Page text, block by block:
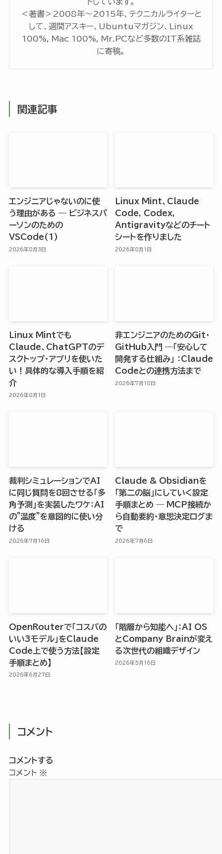
トしています。
＜著書＞2008年〜2015年、テクニカルライターと
して、週間アスキー、Ubuntuマガジン、Linux
100%, Mac 100%, Mr.PCなど多数のIT系雑誌
に寄稿。
関連記事
エンジニアじゃないのに使
う理由がある ― ビジネスパ
ーソンのための
VSCode(1)
2026年8月3日
Linux Mint、Claude
Code, Codex,
Antigravityなどのチート
シートを作りました
2026年8月1日
Linux Mintでも
Claude、ChatGPTのデ
スクトップ・アプリを使いた
い！具体的な導入手順を紹
介
2026年8月1日
非エンジニアのためのGit・
GitHub入門 ―「安心して
開発する仕組み」 ：Claude
Codeとの連携方法まで
2026年7月18日
裁判シミュレーションでAI
に同じ質問を8回させる「多
角予測」を実装したワケ：AI
の”温度”を意図的に使い分
ける
2026年7月16日
Claude & Obsidianを
「第二の脳」にしていく設定
手順まとめ ― MCP接続か
ら自動要約・意思決定ログま
で
2026年7月6日
OpenRouterで「コスパの
いい3モデル」をClaude
Code上で使う方法【設定
手順まとめ】
2026年6月27日
「階層から知能へ」：AI OS
とCompany Brainが変え
る次世代の組織デザイン
2026年5月16日
コメント
コメントする
コメント ※